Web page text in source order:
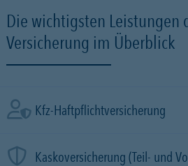
Die wichtigsten Leistungen
Versicherung im Überblick
Kfz-Haftpflichtversicherung
Kaskoversicherung (Teil- und